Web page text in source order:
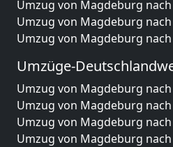
Umzug von Magdeburg
Umzug von Magdeburg
Umzug von Magdeburg
Umzüge-
Umzug von Magdeburg
Umzug von Magdeburg
Umzug von Magdeburg
Umzug von Magdeburg